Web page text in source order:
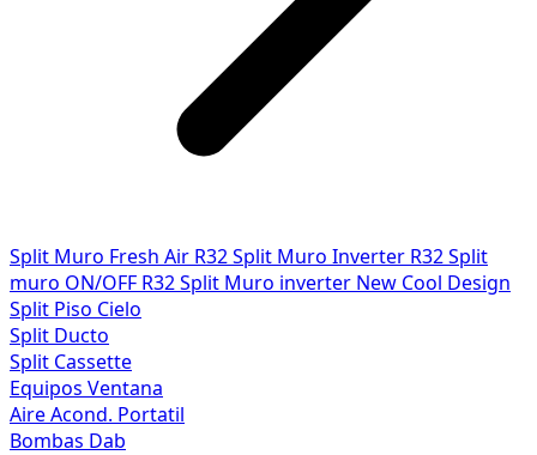
Split Muro Fresh Air R32Split Muro Inverter R32Split
muro ON/OFF R32Split Muro inverter New Cool Design
Split Piso Cielo
Split Ducto
Split Cassette
Equipos Ventana
Aire Acond. Portatil
Bombas Dab